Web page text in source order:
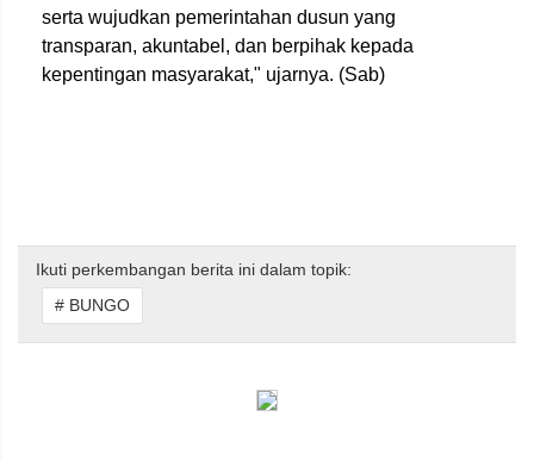
serta wujudkan pemerintahan dusun yang
transparan, akuntabel, dan berpihak kepada
kepentingan masyarakat," ujarnya. (Sab)
Ikuti perkembangan berita ini dalam topik:
# BUNGO